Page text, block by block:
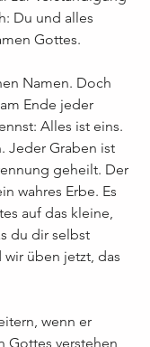
Du und alles
Gottes.
Namen. Doch
Ende jeder
Alles ist eins.
Jeder Graben ist
geheilt. Der
wahres Erbe. Es
auf das kleine,
du dir selbst
üben jetzt, das
wenn er
Gottes verstehen